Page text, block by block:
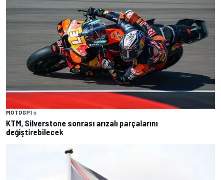
MOTOGP1 s
KTM, Silverstone sonrası arızalı parçalarını
değiştirebilecek